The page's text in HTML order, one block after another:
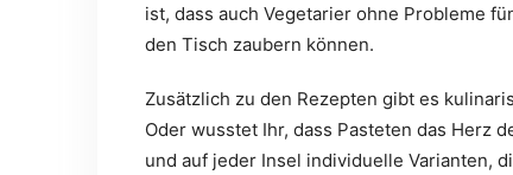
ist, dass auch Vegetarier ohne Probleme
den Tisch zaubern können.
Zusätzlich zu den Rezepten gibt es
Oder wusstet Ihr, dass Pasteten das Herz
und auf jeder Insel individuelle Varianten,